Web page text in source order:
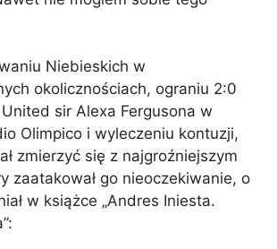
Niebieskich w
okolicznościach, ograniu 2:0
sir Alexa Fergusona w
Olimpico i wyleczeniu kontuzji,
zmierzyć się z najgroźniejszym
zaatakował go nieoczekiwanie, o
w książce „Andres Iniesta.